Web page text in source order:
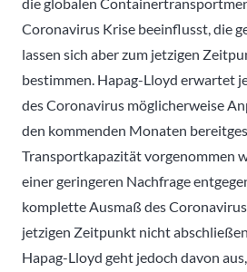
Coronavirus Krise beeinflusst, die
lassen sich aber zum jetzigen
bestimmen. Hapag-Lloyd erwartet
des Coronavirus möglicherweise
den kommenden Monaten
Transportkapazität vorgenommen
einer geringeren Nachfrage
komplette Ausmaß des
jetzigen Zeitpunkt nicht
Hapag-Lloyd geht jedoch davon